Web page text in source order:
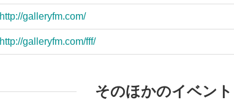
http://galleryfm.com/
http://galleryfm.com/fff/
そのほかのイベント